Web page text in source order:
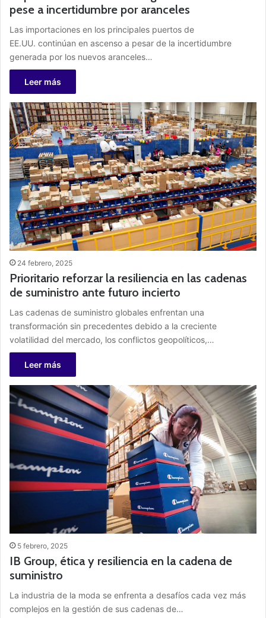
pese a incertidumbre por aranceles
Las importaciones en los principales puertos de
EE.UU. continúan en ascenso a pesar de la incertidumbre
generada por los nuevos aranceles…
Leer más
24 febrero, 2025
Prioritario reforzar la resiliencia en las cadenas
de suministro ante futuro incierto
Las cadenas de suministro globales enfrentan una
transformación sin precedentes debido a la creciente
volatilidad del mercado, los conflictos geopolíticos,…
Leer más
5 febrero, 2025
IB Group, ética y resiliencia en la cadena de
suministro
La industria de la moda se enfrenta a desafíos cada vez más
complejos en la gestión de sus cadenas de…